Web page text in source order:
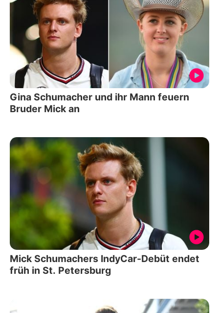
Gina Schumacher und ihr Mann feuern
Bruder Mick an
Mick Schumachers IndyCar-Debüt endet
früh in St. Petersburg